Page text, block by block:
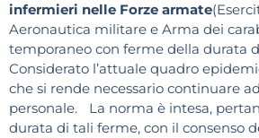
infermieri nelle Forze armate
Aeronautica militare e Arma dei
temporaneo con ferme della durata
Considerato l’attuale quadro
che si rende necessario continuare
personale.
La norma è intesa,
durata di tali ferme, con il consenso